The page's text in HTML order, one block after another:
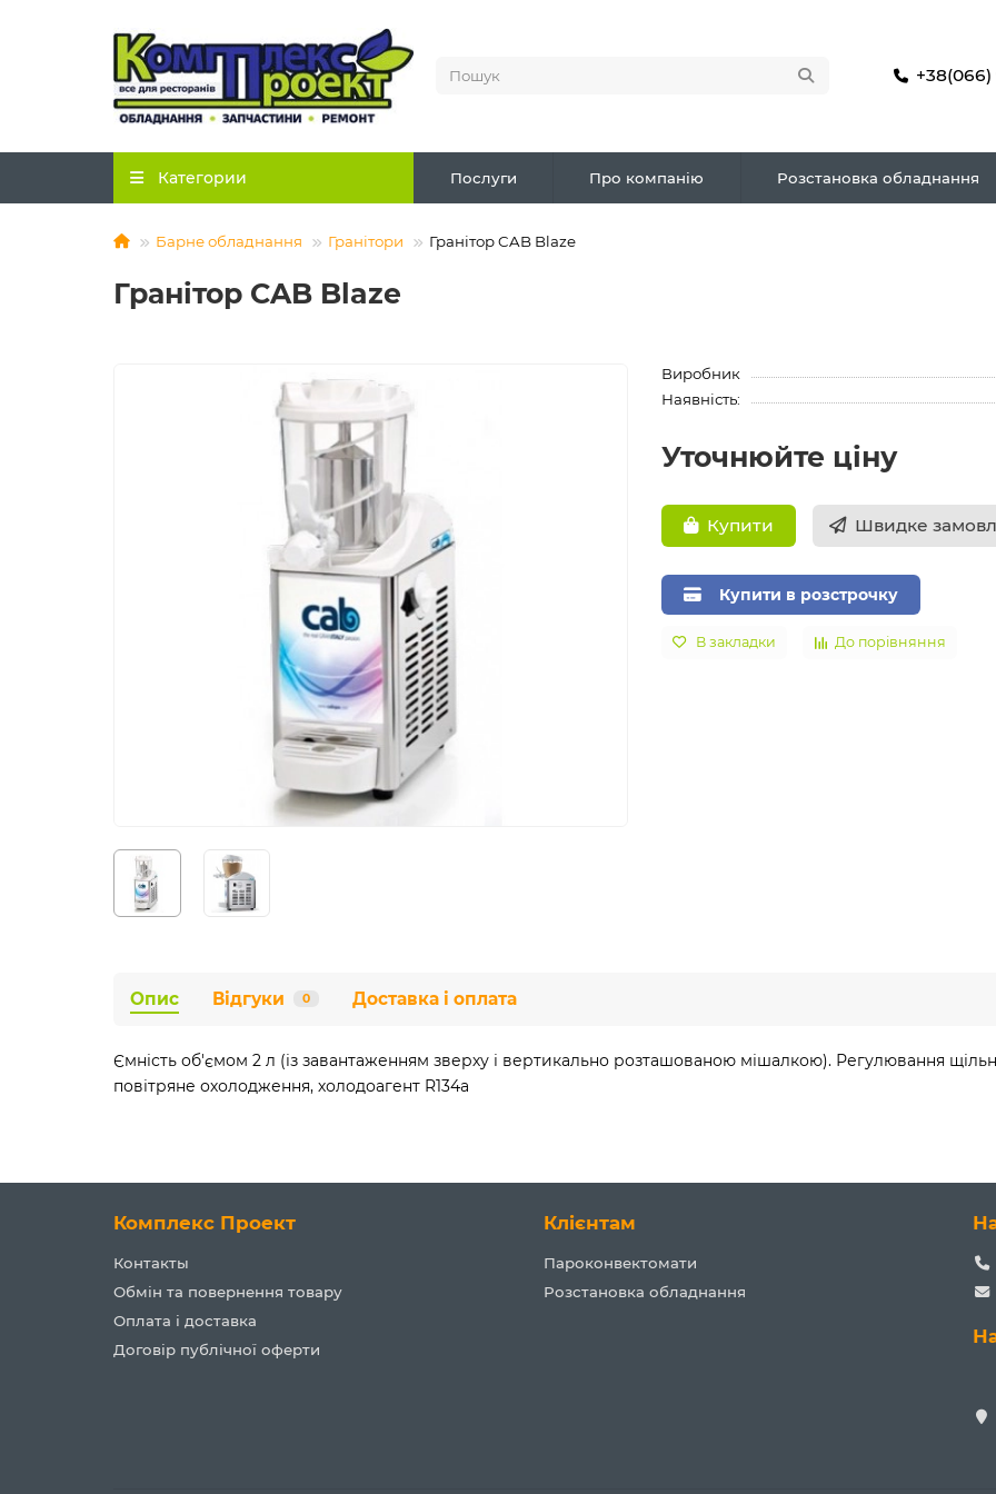
+38(066)
Категории Послуги Про компанію Розстановка обладнання
Барне обладнання Гранітори Гранітор CAB Blaze
Гранітор CAB Blaze
Виробник
Наявність:
Уточнюйте ціну
Купити Швидке
Купити в розстрочку
В закладки До порівняння
Опис Відгуки 0 Доставка і оплата
Ємність об'ємом 2 л (із завантаженням зверху і вертикально розташованою мішалкою). Регулювання
повітряне охолодження, холодоагент R134a
Комплекс Проект
Контакты
Обмін та повернення товару
Оплата і доставка
Договір публічної оферти
Клієнтам
Пароконвектомати
Розстановка обладнання